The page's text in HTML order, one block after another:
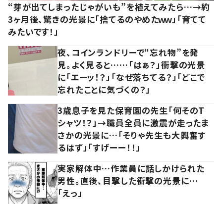
“芽が出てしまったじゃがいも”を植えてみたら…→約
3ヶ月後、驚きの光景に「捨てるのやめたｗｗ」「育てて
みたいです！」
夜、コインランドリーで“忘れ物”を発
見。よく見ると……「はぁ？」衝撃の光景
に「エーッ！？」「なぜ落ちてる？」「どこで
忘れたことに気づくの？」
3歳息子を見た保育園の先生「何そのT
シャツ！？」→職員全員に激震が走ったま
さかの光景に…「そりゃ先生も大興奮す
るはず」「すげーー！！」
実家解体中…作業員に話しかけられた
男性。直後、目撃した衝撃の光景に…
「えっ」